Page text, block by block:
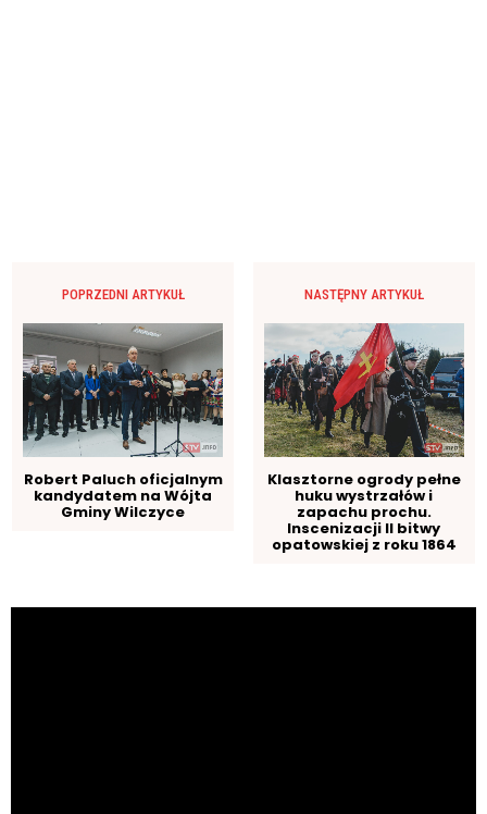
POPRZEDNI ARTYKUŁ
Robert Paluch oficjalnym
kandydatem na Wójta
Gminy Wilczyce
NASTĘPNY ARTYKUŁ
Klasztorne ogrody pełne
huku wystrzałów i
zapachu prochu.
Inscenizacji II bitwy
opatowskiej z roku 1864